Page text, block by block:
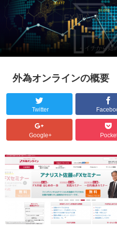
FX初心者は
～イチから始
外為オンラインの概要
Twitter
Google+